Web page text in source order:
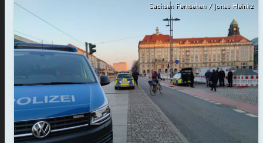
Sachsen Fernsehen / Jonas Heinitz